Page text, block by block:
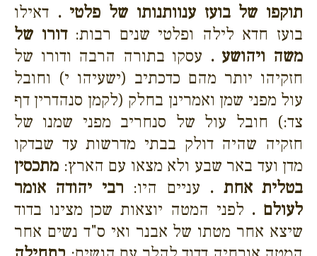
תוקפו של בועז ענוותנותו של פלטי . דאילו
בועז חדא לילה ופלטי שנים רבות:דורו של
משה ויהושע . עסקו בתורה הרבה ודורו של
חזקיהו יותר מהם כדכתיב (ישעיהו י) וחובל
עול מפני שמן ואמרינן בחלק (לקמן סנהדרין דף
צד:) חובל עול של סנחריב מפני שמנו של
חזקיה שהיה דולק בבתי מדרשות עד שבדקו
מדן ועד באר שבע ולא מצאו עם הארץ: מתכסין
בטלית אחת . עניים היו: רבי יהודה אומר
לעולם . לפני המטה יוצאות שכן מצינו בדוד
שיצא אחר מטתו של אבנר ואי ס"ד נשים אחר